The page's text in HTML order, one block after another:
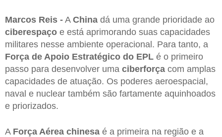
Marcos Reis - A China dá uma grande prioridade ao
ciberespaço e está aprimorando suas capacidades
militares nesse ambiente operacional. Para tanto, a
Força de Apoio Estratégico do EPL é o primeiro
passo para desenvolver uma ciberforça com amplas
capacidades de atuação. Os poderes aeroespacial,
naval e nuclear também são fartamente aquinhoados
e priorizados.
A Força Aérea chinesa é a primeira na região e a